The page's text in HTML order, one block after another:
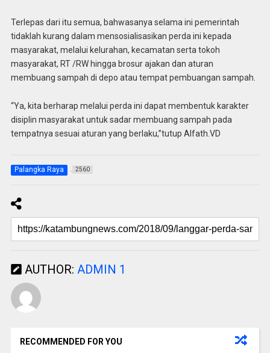
Terlepas dari itu semua, bahwasanya selama ini pemerintah
tidaklah kurang dalam mensosialisasikan perda ini kepada
masyarakat, melalui kelurahan, kecamatan serta tokoh
masyarakat, RT /RW hingga brosur ajakan dan aturan
membuang sampah di depo atau tempat pembuangan sampah.
“Ya, kita berharap melalui perda ini dapat membentuk karakter
disiplin masyarakat untuk sadar membuang sampah pada
tempatnya sesuai aturan yang berlaku,”tutup Alfath.VD
Palangka Raya 2560
AUTHOR: ADMIN 1
RECOMMENDED FOR YOU